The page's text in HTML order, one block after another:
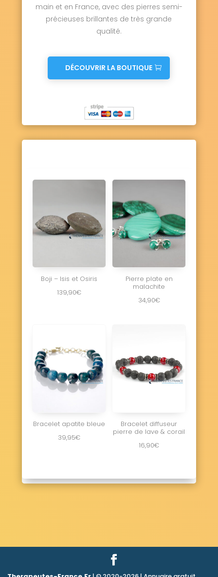
main et en France, avec des pierres semi-
précieuses brillantes de très grande
qualité.
DÉCOUVRIR LA BOUTIQUE
Boji – Isis et Osiris
139,90€
Pierre plate en
malachite
34,90€
Bracelet apatite bleue
39,95€
Bracelet diffuseur
pierre de lave & corail
16,90€